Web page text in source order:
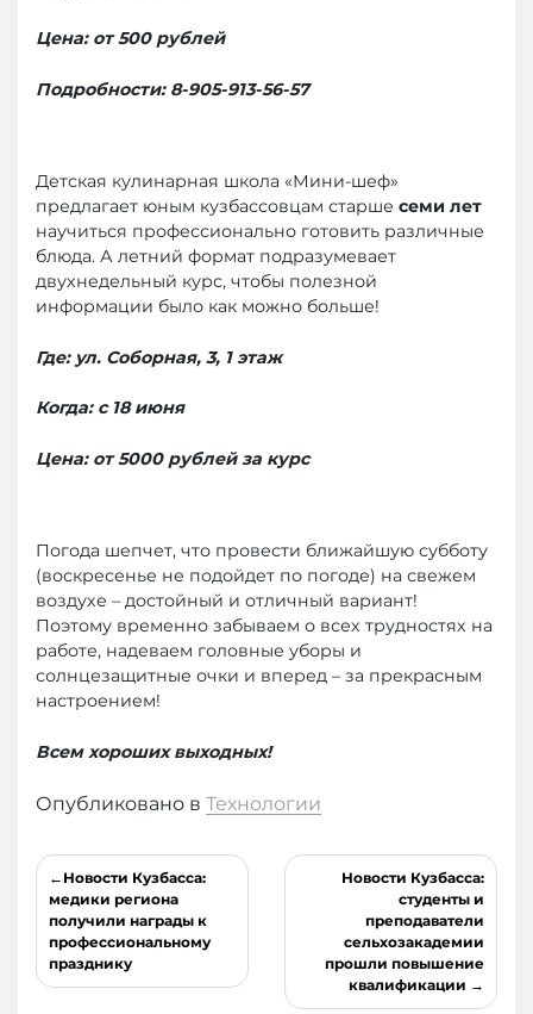
Цена: от 500 рублей
Подробности: 8-905-913-56-57
Детская кулинарная школа «Мини-шеф»
предлагает юным кузбассовцам старше семи лет
научиться профессионально готовить различные
блюда. А летний формат подразумевает
двухнедельный курс, чтобы полезной
информации было как можно больше!
Где: ул. Соборная, 3, 1 этаж
Когда: с 18 июня
Цена: от 5000 рублей за курс
Погода шепчет, что провести ближайшую субботу
(воскресенье не подойдет по погоде) на свежем
воздухе – достойный и отличный вариант!
Поэтому временно забываем о всех трудностях на
работе, надеваем головные уборы и
солнцезащитные очки и вперед – за прекрасным
настроением!
Всем хороших выходных!
Опубликовано в Технологии
Навигация
по
записям
Новости Кузбасса:
медики региона
получили награды к
профессиональному
празднику
Новости Кузбасса:
студенты и
преподаватели
сельхозакадемии
прошли повышение
квалификации